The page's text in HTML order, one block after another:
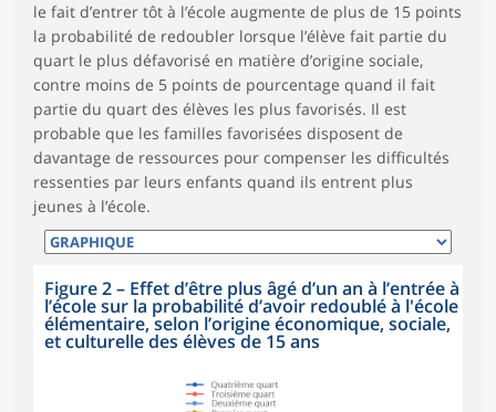
le fait d’entrer tôt à l’école augmente de plus de 15 points
la probabilité de redoubler lorsque l’élève fait partie du
quart le plus défavorisé en matière d’origine sociale,
contre moins de 5 points de pourcentage quand il fait
partie du quart des élèves les plus favorisés. Il est
probable que les familles favorisées disposent de
davantage de ressources pour compenser les difficultés
ressenties par leurs enfants quand ils entrent plus
jeunes à l’école.
Figure 2 – Effet d’être plus âgé d’un an à l’entrée à
l’école sur la probabilité d’avoir redoublé à l'école
élémentaire, selon l’origine économique, sociale,
et culturelle des élèves de 15 ans